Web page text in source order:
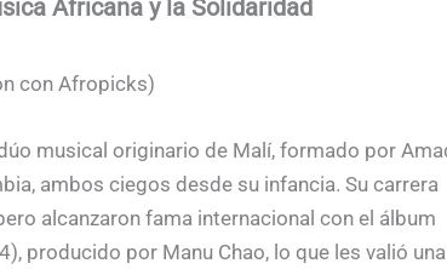
Africana y la Solidaridad
con Afropicks)
musical originario de Malí, formado por
ambos ciegos desde su infancia. Su carrera
alcanzaron fama internacional con el álbum
producido por Manu Chao, lo que les valió una